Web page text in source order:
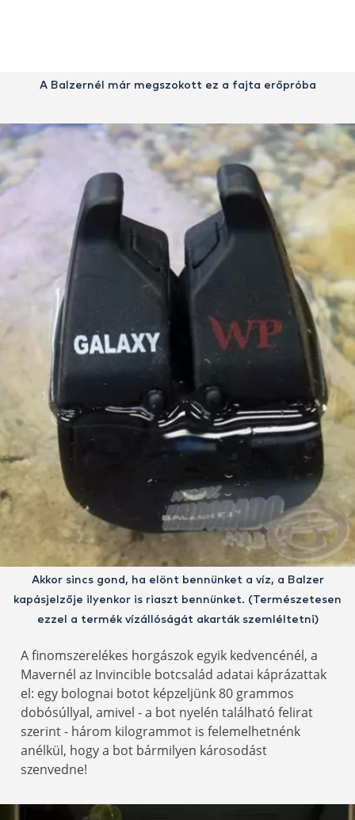
A Balzernél már megszokott ez a fajta erőpróba
Akkor sincs gond, ha elönt bennünket a víz, a Balzer
kapásjelzője ilyenkor is riaszt bennünket. (Természetesen
ezzel a termék vízállóságát akarták szemléltetni)
A finomszerelékes horgászok egyik kedvencénél, a
Mavernél az Invincible botcsalád adatai káprázattak
el: egy bolognai botot képzeljünk 80 grammos
dobósúllyal, amivel - a bot nyelén található felirat
szerint - három kilogrammot is felemelhetnénk
anélkül, hogy a bot bármilyen károsodást
szenvedne!